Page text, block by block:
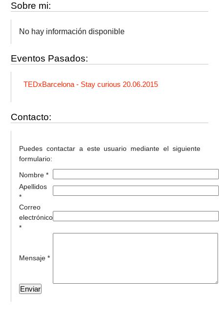
Sobre mi:
No hay información disponible
Eventos Pasados:
TEDxBarcelona - Stay curious 20.06.2015
Contacto:
Puedes contactar a este usuario mediante el siguiente
formulario:
Nombre *
Apellidos
*
Correo
electrónico
*
Mensaje *